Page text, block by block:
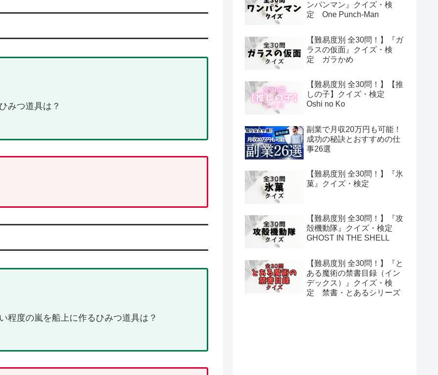
みつ道具は？
程度の嵐を船上に作るひみつ道具は？
ンパンマン』クイズ・検
定 One Punch-Man
【難易度別 全30問！】『ガ
ラスの仮面』クイズ・検
定 ガラかめ
【難易度別 全30問！】【推
しの子】クイズ・検定
Oshi no Ko
副業で月収20万円も可能！
成功の秘訣とおすすめの仕
事26選
【難易度別 全30問！】『氷
菓』クイズ・検定
【難易度別 全30問！】『攻
殻機動隊』クイズ・検定
GHOST IN THE SHELL
【難易度別 全30問！】『と
ある魔術の禁書目録（イン
デックス）』クイズ・検
定 禁書・とあるシリーズ